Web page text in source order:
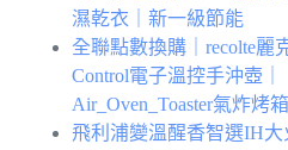
濕乾衣｜新一級節能
全聯點數換購｜recolte麗
Control電子溫控手沖壺｜
Air_Oven_Toaster氣炸烤箱
飛利浦變溫醒香智選IH大